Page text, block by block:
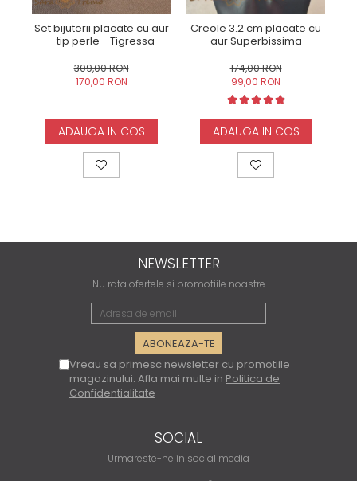
Set bijuterii placate cu aur
- tip perle - Tigressa
309,00 RON
170,00 RON
ADAUGA IN COS
Creole 3.2 cm placate cu
aur Superbissima
174,00 RON
99,00 RON
ADAUGA IN COS
NEWSLETTER
Nu rata ofertele si promotiile noastre
Vreau sa primesc newsletter cu promotiile
magazinului. Afla mai multe in Politica de
Confidentialitate
SOCIAL
Urmareste-ne in social media